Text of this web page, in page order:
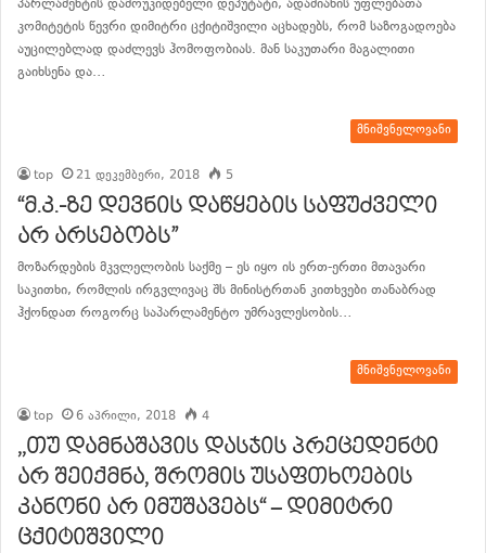
პარლამენტის დამოუკიდებელი დეპუტატი, ადამიანის უფლებათა
კომიტეტის წევრი დიმიტრი ცქიტიშვილი აცხადებს, რომ საზოგადოება
აუცილებლად დაძლევს ჰომოფობიას. მან საკუთარი მაგალითი
გაიხსენა და…
მნიშვნელოვანი
top 21 დეკემბერი, 2018 5
“მ.კ.-ზე დევნის დაწყების საფუძველი
არ არსებობს”
მოზარდების მკვლელობის საქმე – ეს იყო ის ერთ-ერთი მთავარი
საკითხი, რომლის ირგვლივაც შს მინისტრთან კითხვები თანაბრად
ჰქონდათ როგორც საპარლამენტო უმრავლესობის…
მნიშვნელოვანი
top 6 აპრილი, 2018 4
,,თუ დამნაშავის დასჯის პრეცედენტი
არ შეიქმნა, შრომის უსაფთხოების
კანონი არ იმუშავებს“ – დიმიტრი
ცქიტიშვილი